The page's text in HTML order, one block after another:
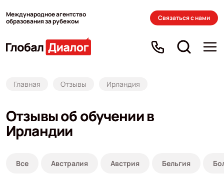
Международное агентство
образования за рубежом
Связаться с нами
Главная Отзывы Ирландия
Отзывы об обучении в
Ирландии
Все Австралия Австрия Бельгия